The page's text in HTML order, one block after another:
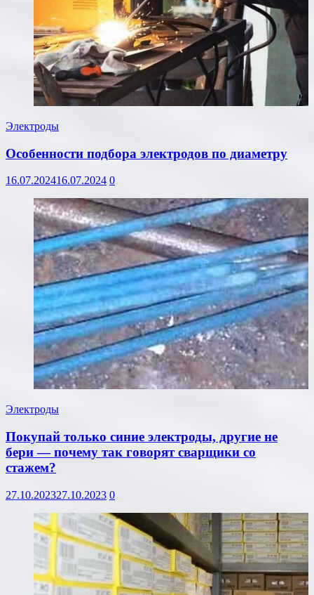
Электроды
Особенности подбора электродов по диаметру
16.07.202416.07.2024 0
Электроды
Покупай только синие электроды, другие не
бери — почему так говорят сварщики со
стажем?
27.10.202327.10.2023 0